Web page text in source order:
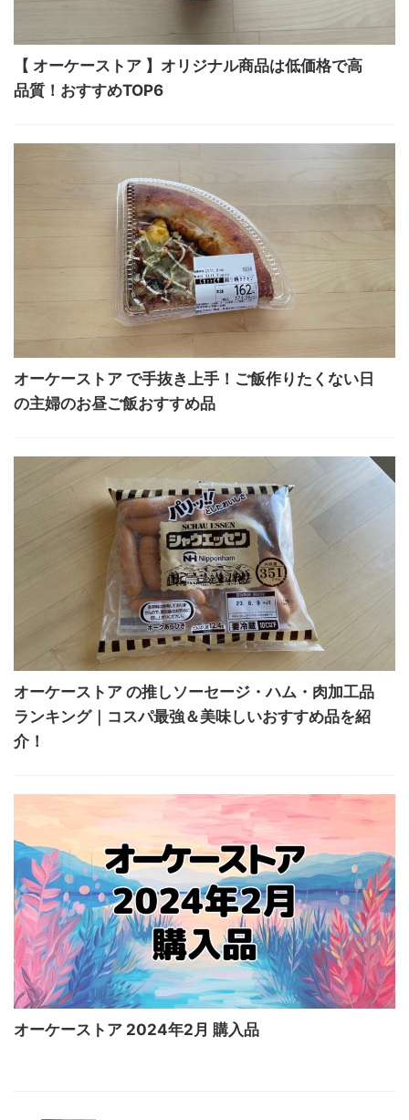
【 オーケーストア 】オリジナル商品は低価格で高
品質！おすすめTOP6
オーケーストア で手抜き上手！ご飯作りたくない日
の主婦のお昼ご飯おすすめ品
オーケーストア の推しソーセージ・ハム・肉加工品
ランキング｜コスパ最強＆美味しいおすすめ品を紹
介！
オーケーストア 2024年2月 購入品